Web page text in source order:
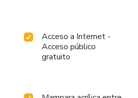
Acceso a Internet -
Acceso público
gratuito